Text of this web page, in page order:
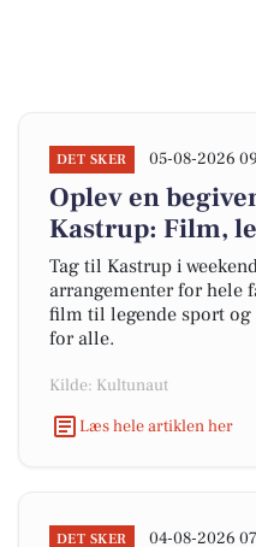
DET SKER 05-08-2026
Oplev en
Kastrup: Film,
Tag til Kastrup i
arrangementer for hele
film til legende sport og
for alle.
Kilde: Kultunaut
Læs hele artiklen her
DET SKER 04-08-2026